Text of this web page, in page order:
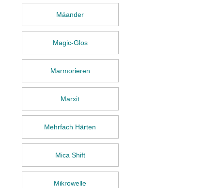
Mäander
Magic-Glos
Marmorieren
Marxit
Mehrfach Härten
Mica Shift
Mikrowelle